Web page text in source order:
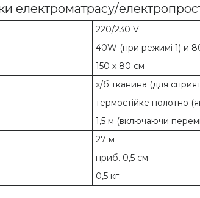
електроматрасу/
220/230 V
40W (при режимі 1) и
150 х 80 см
х/б тканина (для
термостійке полотно
1,5 м (включаючи
27 м
приб. 0,5 см
0,5 кг.